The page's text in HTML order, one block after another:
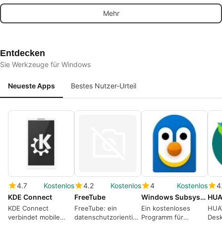
und einfaches
verlorener
Datenbankdateien
und verlorene Daten
einfach
offline,
Datenwiederherstellung
den
Mehr
Entdecken
Sie Werkzeuge für Windows
Neueste Apps Bestes Nutzer-Urteil
4.7
Kostenlos
KDE Connect
KDE Connect
verbindet mobile
4.2
Kostenlos
FreeTube
FreeTube: ein
datenschutzorientierter
4
Kostenlos
Windows Subsystem for Linux WSL
Ein kostenloses
Programm für